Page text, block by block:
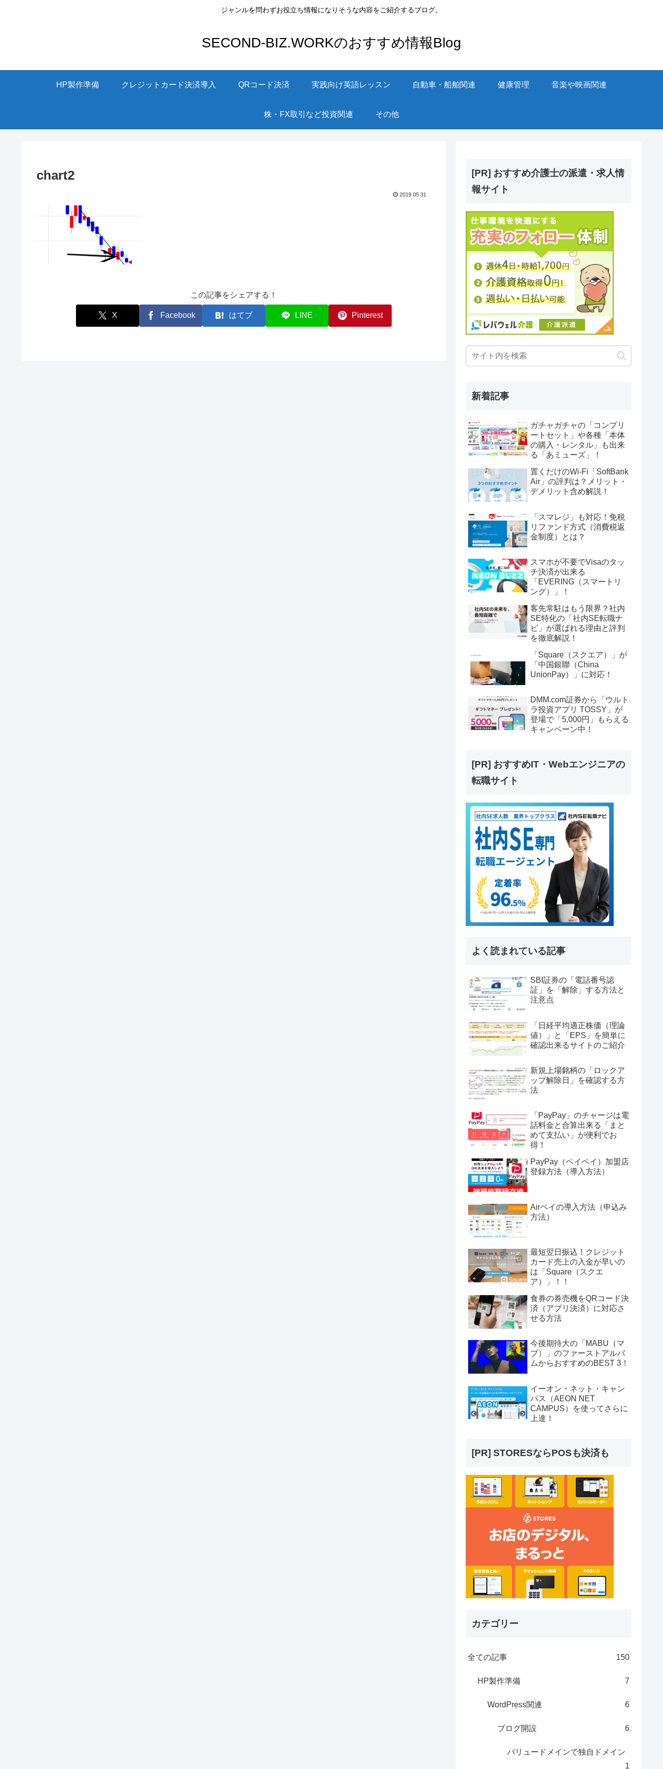
ジャンルを問わずお役立ち情報になりそうな内容をご紹介するブログ。
SECOND-BIZ.WORKのおすすめ情報Blog
HP製作準備 クレジットカード決済導入 QRコード決済 実践向け英語レッスン 自動車・船舶関連 健康管理 音楽や映画関連
株・FX取引など投資関連 その他
chart2
2019.05.31
この記事をシェアする！
X Facebook はてブ LINE Pinterest
[PR] おすすめ介護士の派遣・求人情
報サイト
新着記事
ガチャガチャの「コンプリ
ートセット」や各種「本体
の購入・レンタル」も出来
る「あミューズ」！
置くだけのWi-Fi「SoftBank
Air」の評判は？メリット・
デメリット含め解説！
「スマレジ」も対応！免税
リファンド方式（消費税返
金制度）とは？
スマホが不要でVisaのタッ
チ決済が出来る
「EVERING（スマートリ
ング）」！
客先常駐はもう限界？社内
SE特化の「社内SE転職ナ
ビ」が選ばれる理由と評判
を徹底解説！
「Square（スクエア）」が
「中国銀聯（China
UnionPay）」に対応！
DMM.com証券から「ウルト
ラ投資アプリ TOSSY」が
登場で「5,000円」もらえる
キャンペーン中！
[PR] おすすめIT・Webエンジニアの
転職サイト
よく読まれている記事
SBI証券の「電話番号認
証」を「解除」する方法と
注意点
「日経平均適正株価（理論
値）」と「EPS」を簡単に
確認出来るサイトのご紹介
新規上場銘柄の「ロックア
ップ解除日」を確認する方
法
「PayPay」のチャージは電
話料金と合算出来る「まと
めて支払い」が便利でお
得！
PayPay（ペイペイ）加盟店
登録方法（導入方法）
Airペイの導入方法（申込み
方法）
最短翌日振込！クレジット
カード売上の入金が早いの
は「Square（スクエ
ア）」！！
食券の券売機をQRコード決
済（アプリ決済）に対応さ
せる方法
今後期待大の「MABU（マ
ブ）」のファーストアルバ
ムからおすすめのBEST 3！
イーオン・ネット・キャン
パス（AEON NET
CAMPUS）を使ってさらに
上達！
[PR] STORESならPOSも決済も
カテゴリー
全ての記事 150
HP製作準備 7
WordPress関連 6
ブログ開設 6
バリュードメインで独自ドメイン
1